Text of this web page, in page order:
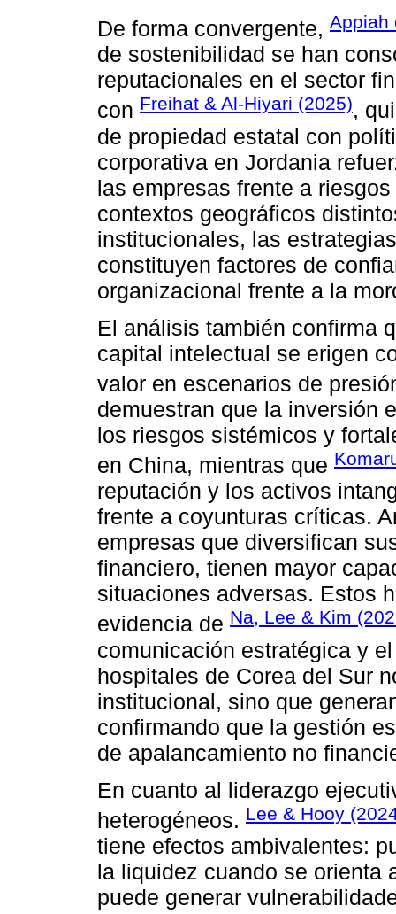
De forma convergente, Appiah
de sostenibilidad se han
reputacionales en el sector
con Freihat & Al-Hiyari (2025),
de propiedad estatal con
corporativa en Jordania
las empresas frente a
contextos geográficos
institucionales, las
constituyen factores de
organizacional frente a la
El análisis también confirma
capital intelectual se erigen
valor en escenarios de
demuestran que la inversión
los riesgos sistémicos y
en China, mientras que
reputación y los activos
frente a coyunturas críticas.
empresas que diversifican
financiero, tienen mayor
situaciones adversas. Estos
evidencia de Na, Lee & Kim
comunicación estratégica y
hospitales de Corea del Sur
institucional, sino que
confirmando que la gestión
de apalancamiento no
En cuanto al liderazgo
heterogéneos. Lee & Hooy
tiene efectos ambivalentes:
la liquidez cuando se orienta
puede generar